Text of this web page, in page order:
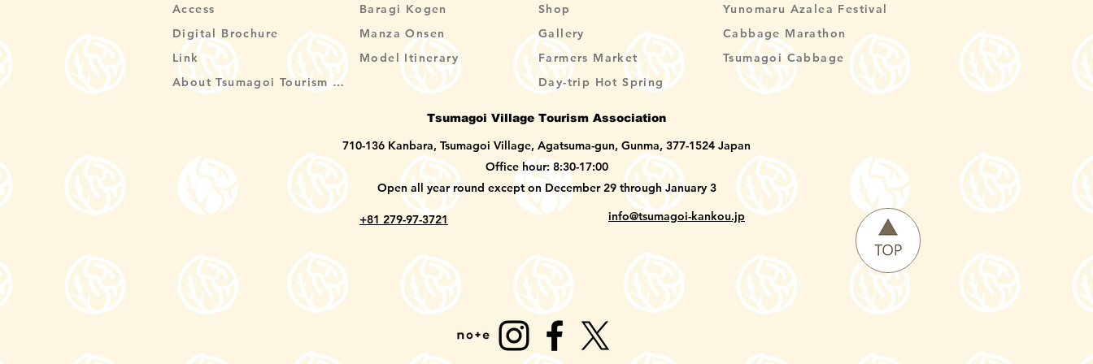
Access
Digital Brochure
Link
About Tsumagoi Tourism Association
Baragi Kogen
Shop
Manza Onsen
Gallery
Model Itinerary
Farmers Market
Yunomaru Azalea Festival
Cabbage Marathon
Tsumagoi Cabbage
Day-trip Hot Spring
Tsumagoi Village Tourism Association
710-136 Kanbara, Tsumagoi Village, Agatsuma-gun, Gunma, 377-1524 Japan
Office hour: 8:30-17:00
Open all year round except on December 29 through January 3
+81 279-97-3721 info@tsumagoi-kankou.jp